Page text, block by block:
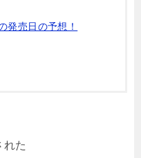
発売日の予想！
れた